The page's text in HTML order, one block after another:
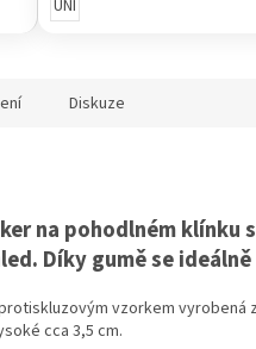
UNI
Diskuze
na pohodlném
Díky gumě se
vzorkem
cca 3,5 cm.